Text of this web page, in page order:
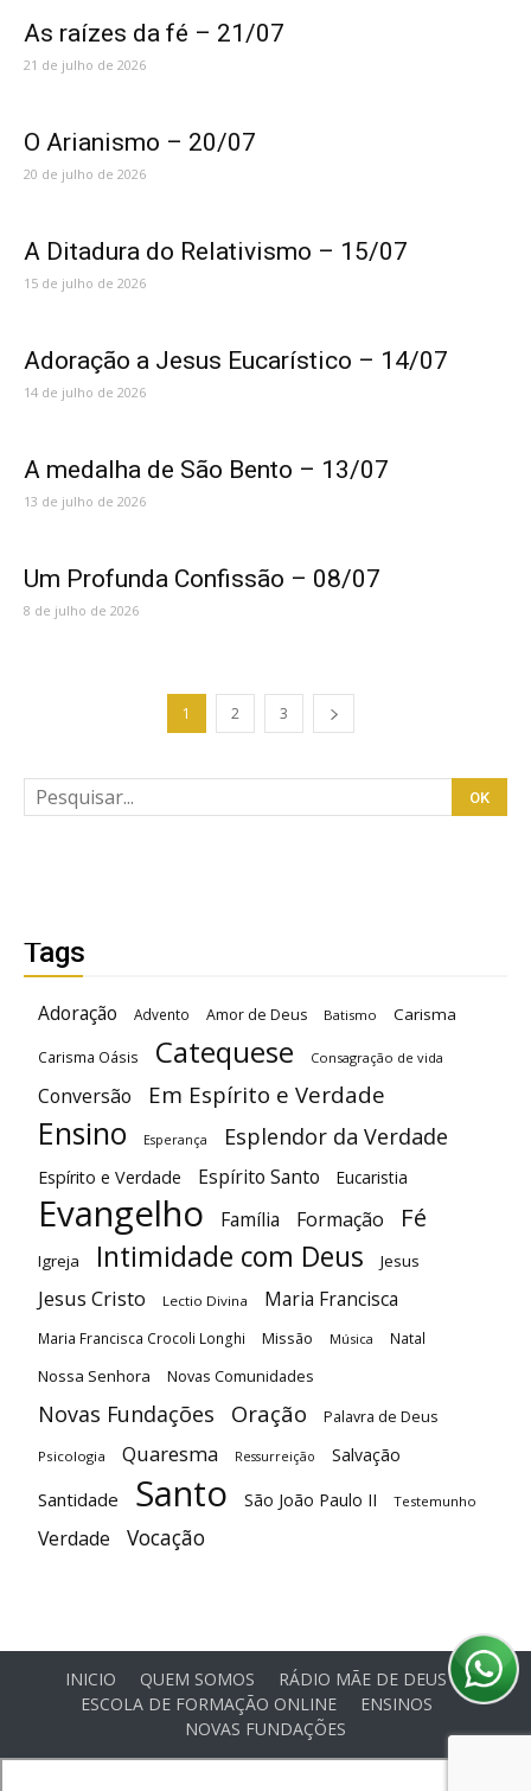
As raízes da fé – 21/07
21 de julho de 2026
O Arianismo – 20/07
20 de julho de 2026
A Ditadura do Relativismo – 15/07
15 de julho de 2026
Adoração a Jesus Eucarístico – 14/07
14 de julho de 2026
A medalha de São Bento – 13/07
13 de julho de 2026
Um Profunda Confissão – 08/07
8 de julho de 2026
1 2 3
Tags
Adoração Advento Amor de Deus Batismo Carisma
Carisma Oásis Catequese Consagração de vida
Conversão Em Espírito e Verdade
Ensino Esperança Esplendor da Verdade
Espírito e Verdade Espírito Santo Eucaristia
Evangelho Família Formação Fé
Igreja Intimidade com Deus Jesus
Jesus Cristo Lectio Divina Maria Francisca
Maria Francisca Crocoli Longhi Missão Música Natal
Nossa Senhora Novas Comunidades
Novas Fundações Oração Palavra de Deus
Psicologia Quaresma Ressurreição Salvação
Santidade Santo São João Paulo II Testemunho
Verdade Vocação
INICIO QUEM SOMOS
RÁDIO MÃE DE DEUS
ESCOLA DE FORMAÇÃO ONLINE
ENSINOS
NOVAS FUNDAÇÕES